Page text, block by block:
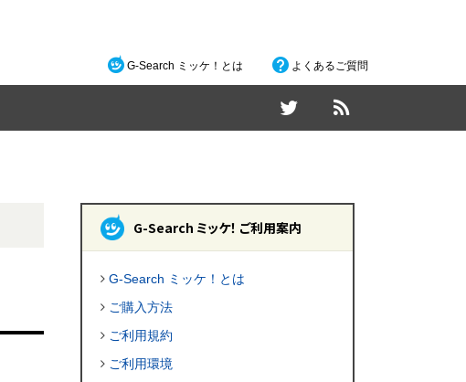
G-Search ミッケ！とは よくあるご質問
G-Search ミッケ！ ご利用案内
G-Search ミッケ！とは
ご購入方法
ご利用規約
ご利用環境